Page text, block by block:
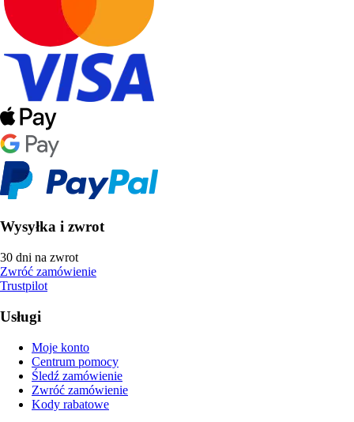
Wysyłka i zwrot
30 dni na zwrot
Zwróć zamówienie
Trustpilot
Usługi
Moje konto
Centrum pomocy
Śledź zamówienie
Zwróć zamówienie
Kody rabatowe